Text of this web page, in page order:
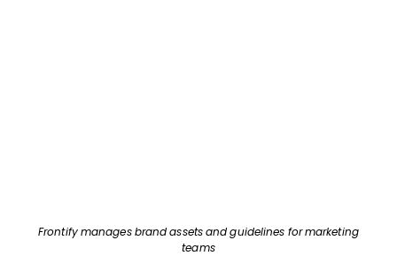
Frontify manages brand assets and guidelines for marketing
teams